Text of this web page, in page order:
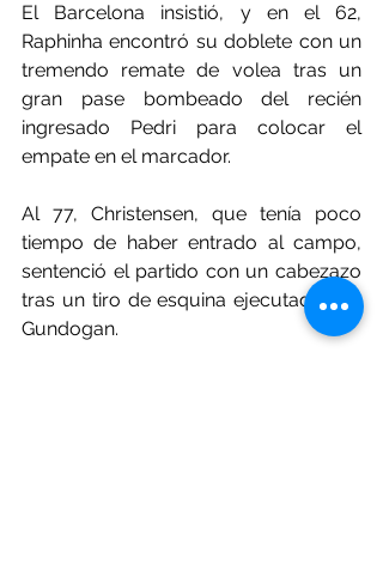
El Barcelona insistió, y en el 62,
Raphinha encontró su doblete con un
tremendo remate de volea tras un
gran pase bombeado del recién
ingresado Pedri para colocar el
empate en el marcador.
Al 77, Christensen, que tenía poco
tiempo de haber entrado al campo,
sentenció el partido con un cabezazo
tras un tiro de esquina ejecutado por
Gundogan.